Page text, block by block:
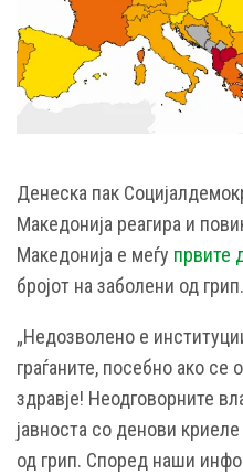
Денеска пак
Македонија реагира и
Македонија е меѓу првите
бројот на заболени од грип.
„Недозволено е
граѓаните, посебно ако се
здравје! Неодговорните
јавноста со денови
од грип. Според наши